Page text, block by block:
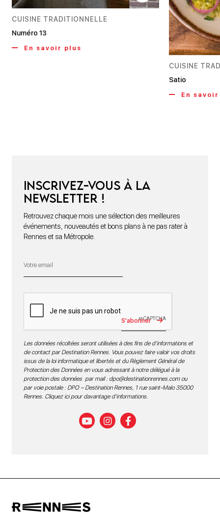
CUISINE TRADITIONNELLE
Numéro 13
En savoir plus
CUISINE
Satio
En
Inscrivez-vous à la
newsletter !
Retrouvez chaque mois une sélection des meilleures
événements, nouveautés et bons plans à ne pas rater à
Rennes et sa Métropole.
S'abonner
Les données récoltées seront utilisées à des fins de d’informations et
de contact par Destination Rennes. Vous pouvez faire valoir vos droits
issus de la loi informatique et libertés et du Règlement Général de
Protection des Données en vous adressant à notre délégué à la
protection des données par mail : dpo@destinationrennes.comou
par voie postale : DPO – Destination Rennes, 1 rue saint-Malo 35000
Rennes. Cliquez ici pour davantage d’informations.